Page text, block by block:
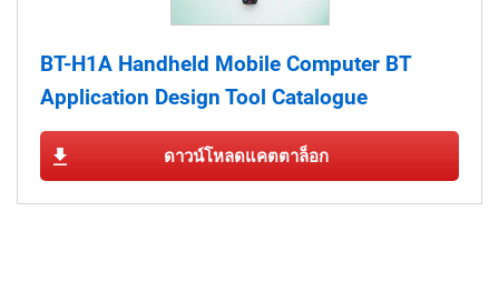
BT-H1A Handheld Mobile Computer BT
Application Design Tool Catalogue
ดาวน์โหลดแคตตาล็อก